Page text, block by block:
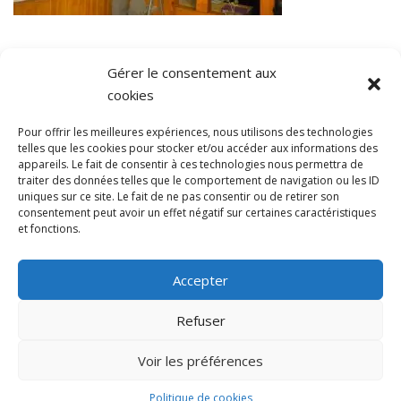
Gérer le consentement aux
cookies
Pour offrir les meilleures expériences, nous utilisons des technologies
telles que les cookies pour stocker et/ou accéder aux informations des
appareils. Le fait de consentir à ces technologies nous permettra de
traiter des données telles que le comportement de navigation ou les ID
uniques sur ce site. Le fait de ne pas consentir ou de retirer son
consentement peut avoir un effet négatif sur certaines caractéristiques
et fonctions.
Accepter
Refuser
Voir les préférences
Politique de cookies
Conditions générales
COPYRIGHT © 2022 VITA SERVICES